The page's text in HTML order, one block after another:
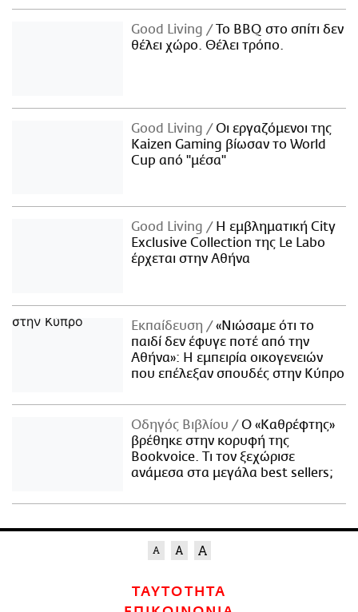
Good Living
Το BBQ στο σπίτι δεν
θέλει χώρο. Θέλει τρόπο.
Good Living
Οι εργαζόμενοι της
Kaizen Gaming βίωσαν το World
Cup από "μέσα"
Good Living
Η εμβληματική City
Exclusive Collection της Le Labo
έρχεται στην Αθήνα
Εκπαίδευση
«Νιώσαμε ότι το
παιδί δεν έφυγε ποτέ από την
Αθήνα»: Η εμπειρία οικογενειών
που επέλεξαν σπουδές στην Κύπρο
Οδηγός Βιβλίου
Ο «Καθρέφτης»
βρέθηκε στην κορυφή της
Bookvoice. Τι τον ξεχώρισε
ανάμεσα στα μεγάλα best sellers;
ΤΑΥΤΟΤΗΤΑ